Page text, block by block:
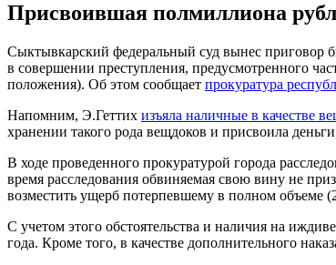
Присвоившая полмиллиона
Сыктывкарский федеральный суд вынес приговор
в совершении преступления, предусмотренного
положения). Об этом сообщает прокуратура
Напомним, Э.Геттих изъяла наличные в качестве
хранении такого рода вещдоков и присвоила
В ходе проведенного прокуратурой города
время расследования обвиняемая свою вину не
возместить ущерб потерпевшему в полном объеме
С учетом этого обстоятельства и наличия на
года. Кроме того, в качестве дополнительного